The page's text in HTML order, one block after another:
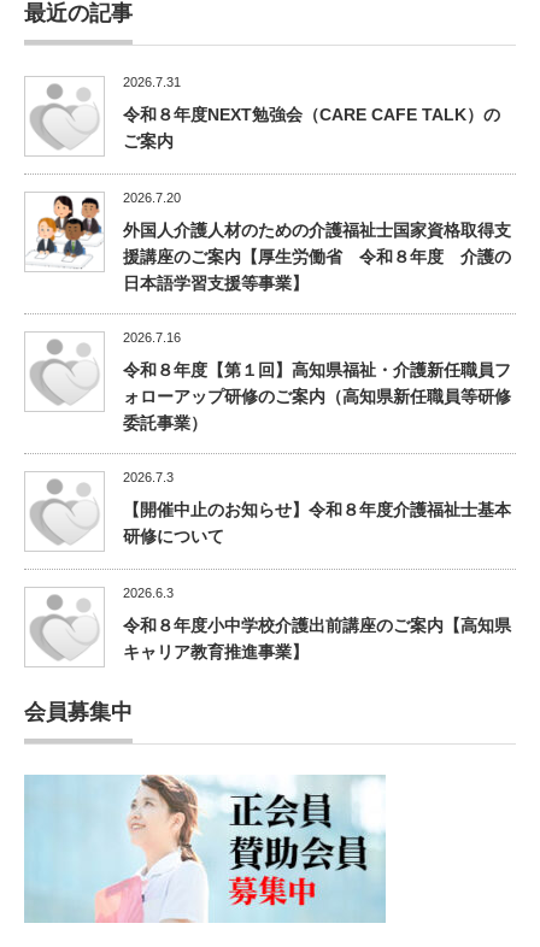
最近の記事
2026.7.31
令和８年度NEXT勉強会（CARE CAFE TALK）の
ご案内
2026.7.20
外国人介護人材のための介護福祉士国家資格取得支
援講座のご案内【厚生労働省 令和８年度 介護の
日本語学習支援等事業】
2026.7.16
令和８年度【第１回】高知県福祉・介護新任職員フ
ォローアップ研修のご案内（高知県新任職員等研修
委託事業）
2026.7.3
【開催中止のお知らせ】令和８年度介護福祉士基本
研修について
2026.6.3
令和８年度小中学校介護出前講座のご案内【高知県
キャリア教育推進事業】
会員募集中